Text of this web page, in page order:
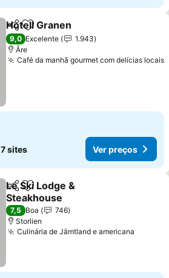
PartilharAdicionar aos favoritos
Hotell Granen
9,0 Excelente
1.943
Åre
Café da manhã gourmet com delícias locais
7 sites Ver preços
PartilharAdicionar aos favoritos
Le Ski Lodge &
Steakhouse
Ver preços
7,5 Boa
746
Storlien
Culinária de Jämtland e americana